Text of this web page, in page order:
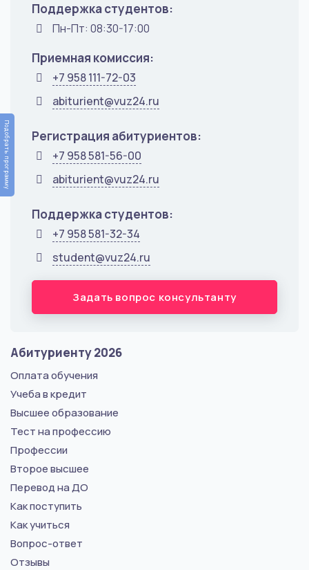
Поддержка студентов:
Пн-Пт: 08:30-17:00
Приемная комиссия:
+7 958 111-72-03
abiturient@vuz24.ru
Регистрация абитуриентов:
+7 958 581-56-00
abiturient@vuz24.ru
Поддержка студентов:
+7 958 581-32-34
student@vuz24.ru
Задать вопрос консультанту
Абитуриенту 2026
Оплата обучения
Учеба в кредит
Высшее образование
Тест на профессию
Профессии
Второе высшее
Перевод на ДО
Как поступить
Как учиться
Вопрос-ответ
Отзывы
Подобрать программу